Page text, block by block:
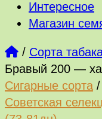
Интересное
Магазин
/ Сорта
Бравый 200 —
Сигарные сорта /
Советская